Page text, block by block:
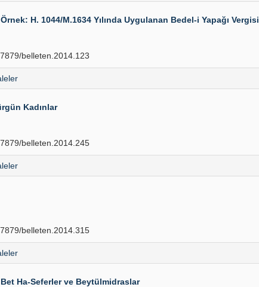
H. 1044/M.1634 Yılında Uygulanan Bedel-i Yapağı Vergisi
belleten.2014.123
Kadınlar
belleten.2014.245
belleten.2014.315
Ha-Seferler ve Beytülmidraslar